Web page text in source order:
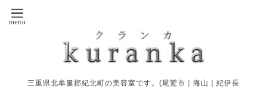
三重県北牟婁郡紀北町の美容室です。(尾鷲市｜海山｜紀伊長